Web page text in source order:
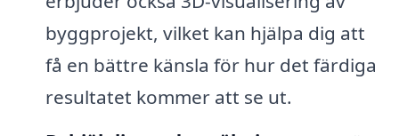
byggprojekt, vilket kan hjälpa dig att
få en bättre känsla för hur det färdiga
resultatet kommer att se ut.